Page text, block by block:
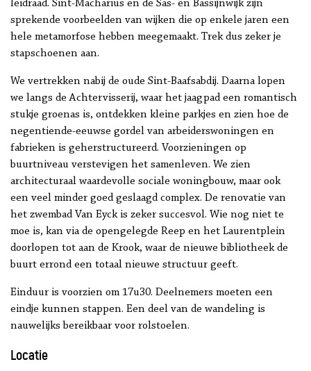
leidraad. Sint-Macharius en de Sas- en Bassijnwijk zijn
sprekende voorbeelden van wijken die op enkele jaren een
hele metamorfose hebben meegemaakt. Trek dus zeker je
stapschoenen aan.
We vertrekken nabij de oude Sint-Baafsabdij. Daarna lopen
we langs de Achtervisserij, waar het jaagpad een romantisch
stukje groenas is, ontdekken kleine parkjes en zien hoe de
negentiende-eeuwse gordel van arbeiderswoningen en
fabrieken is geherstructureerd. Voorzieningen op
buurtniveau verstevigen het samenleven. We zien
architecturaal waardevolle sociale woningbouw, maar ook
een veel minder goed geslaagd complex. De renovatie van
het zwembad Van Eyck is zeker succesvol. Wie nog niet te
moe is, kan via de opengelegde Reep en het Laurentplein
doorlopen tot aan de Krook, waar de nieuwe bibliotheek de
buurt errond een totaal nieuwe structuur geeft.
Einduur is voorzien om 17u30. Deelnemers moeten een
eindje kunnen stappen. Een deel van de wandeling is
nauwelijks bereikbaar voor rolstoelen.
Locatie